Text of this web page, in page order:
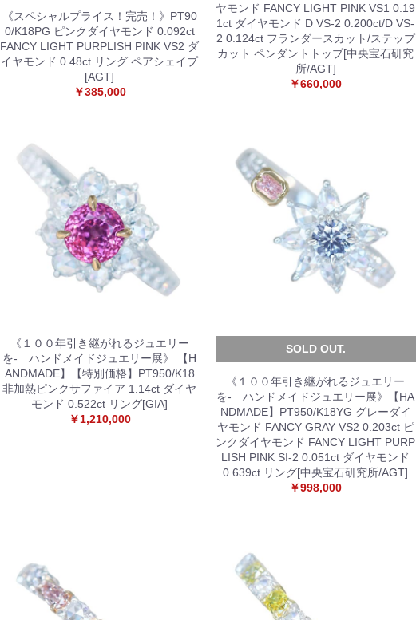
《スペシャルプライス！完売！》PT90
0/K18PG ピンクダイヤモンド 0.092ct
FANCY LIGHT PURPLISH PINK VS2 ダ
イヤモンド 0.48ct リング ペアシェイプ
[AGT]
￥385,000
ヤモンド FANCY LIGHT PINK VS1 0.19
1ct ダイヤモンド D VS-2 0.200ct/D VS-
2 0.124ct フランダースカット/ステップ
カット ペンダントトップ[中央宝石研究
所/AGT]
￥660,000
《１００年引き継がれるジュエリー
を- ハンドメイドジュエリー展》 【H
ANDMADE】【特別価格】PT950/K18
非加熱ピンクサファイア 1.14ct ダイヤ
モンド 0.522ct リング[GIA]
￥1,210,000
SOLD OUT.
《１００年引き継がれるジュエリー
を- ハンドメイドジュエリー展》【HA
NDMADE】PT950/K18YG グレーダイ
ヤモンド FANCY GRAY VS2 0.203ct ピ
ンクダイヤモンド FANCY LIGHT PURP
LISH PINK SI-2 0.051ct ダイヤモンド
0.639ct リング[中央宝石研究所/AGT]
￥998,000